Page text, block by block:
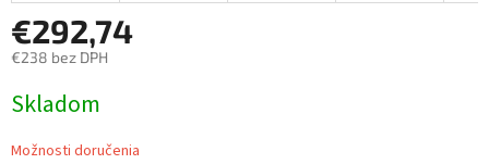
€292,74
€238 bez DPH
cena:
Skladom
Možnosti doručenia